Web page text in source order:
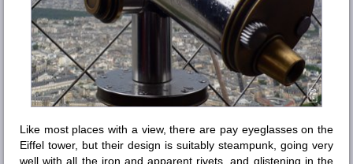
Like most places with a view, there are pay eyeglasses on the
Eiffel tower, but their design is suitably steampunk, going very
well with all the iron and apparent rivets, and glistening in the